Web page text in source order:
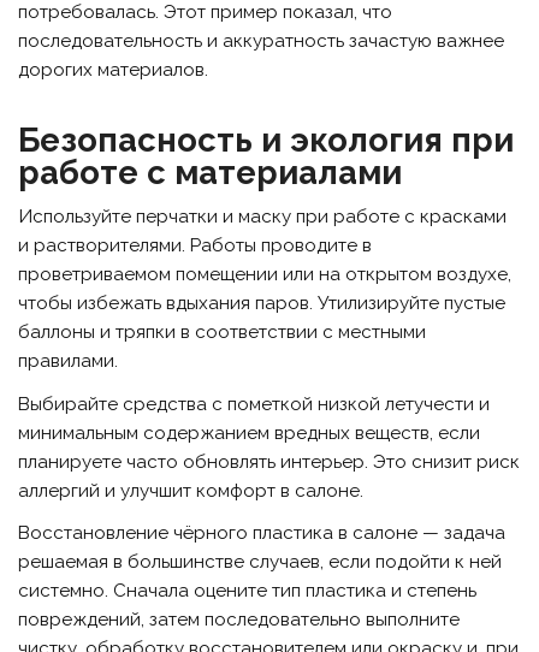
потребовалась. Этот пример показал, что
последовательность и аккуратность зачастую важнее
дорогих материалов.
Безопасность и экология при
работе с материалами
Используйте перчатки и маску при работе с красками
и растворителями. Работы проводите в
проветриваемом помещении или на открытом воздухе,
чтобы избежать вдыхания паров. Утилизируйте пустые
баллоны и тряпки в соответствии с местными
правилами.
Выбирайте средства с пометкой низкой летучести и
минимальным содержанием вредных веществ, если
планируете часто обновлять интерьер. Это снизит риск
аллергий и улучшит комфорт в салоне.
Восстановление чёрного пластика в салоне — задача
решаемая в большинстве случаев, если подойти к ней
системно. Сначала оцените тип пластика и степень
повреждений, затем последовательно выполните